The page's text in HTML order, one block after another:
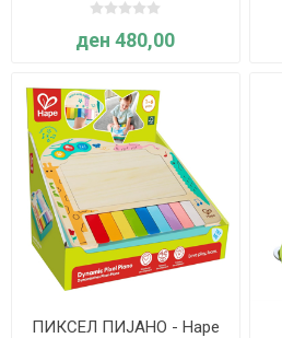
ден 480,00
ПИКСЕЛ ПИЈАНО - Hape